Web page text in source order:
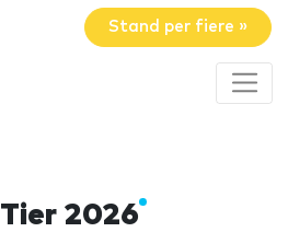
Stand per fiere »
2026